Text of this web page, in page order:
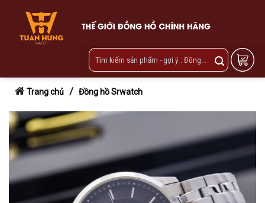
content
Trang chủ / Đồng hồ Srwatch